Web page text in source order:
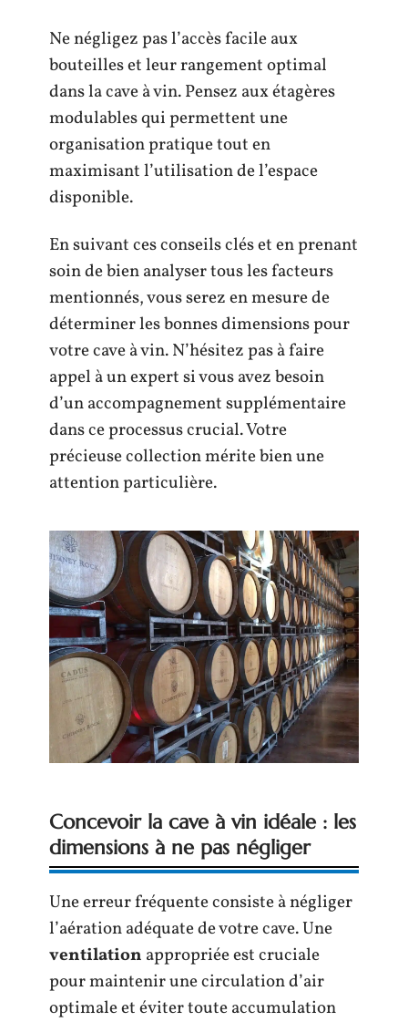
Ne négligez pas l’accès facile aux
bouteilles et leur rangement optimal
dans la cave à vin. Pensez aux étagères
modulables qui permettent une
organisation pratique tout en
maximisant l’utilisation de l’espace
disponible.
En suivant ces conseils clés et en prenant
soin de bien analyser tous les facteurs
mentionnés, vous serez en mesure de
déterminer les bonnes dimensions pour
votre cave à vin. N’hésitez pas à faire
appel à un expert si vous avez besoin
d’un accompagnement supplémentaire
dans ce processus crucial. Votre
précieuse collection mérite bien une
attention particulière.
Concevoir la cave à vin idéale : les
dimensions à ne pas négliger
Une erreur fréquente consiste à négliger
l’aération adéquate de votre cave. Une
ventilation appropriée est cruciale
pour maintenir une circulation d’air
optimale et éviter toute accumulation